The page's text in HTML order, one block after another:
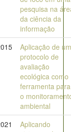
pesquisa na
da ciência da
informação
Aplicação de um
protocolo de
avaliação
ecológica como
ferramenta para
o
ambiental
Aplicando